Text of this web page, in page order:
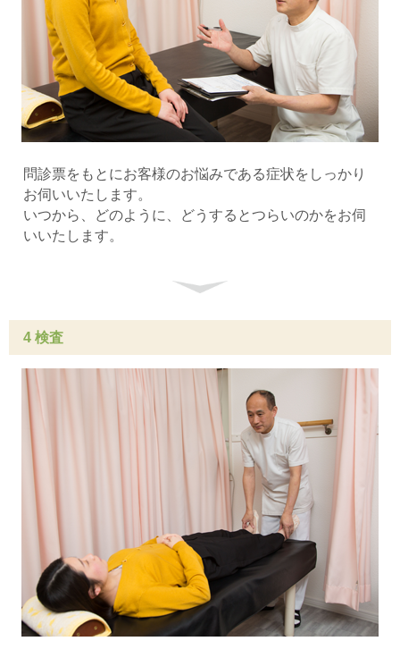
問診票をもとにお客様のお悩みである症状をしっかり
お伺いいたします。
いつから、どのように、どうするとつらいのかをお伺
いいたします。
4 検査